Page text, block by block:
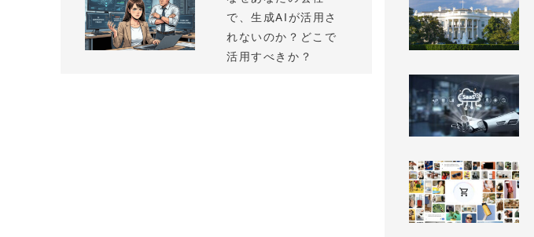
で、生成AIが活用さ
れないのか？どこで
活用すべきか？